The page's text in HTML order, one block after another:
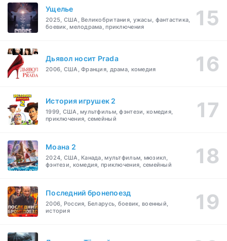
Ущелье
2025, США, Великобритания, ужасы, фантастика,
боевик, мелодрама, приключения
Дьявол носит Prada
2006, США, Франция, драма, комедия
История игрушек 2
1999, США, мультфильм, фэнтези, комедия,
приключения, семейный
Моана 2
2024, США, Канада, мультфильм, мюзикл,
фэнтези, комедия, приключения, семейный
Последний бронепоезд
2006, Россия, Беларусь, боевик, военный,
история